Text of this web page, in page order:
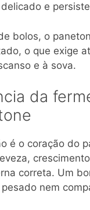
e
bolos, o
o que exige
e à sova.
da
é o coração do
correta. Um
nem